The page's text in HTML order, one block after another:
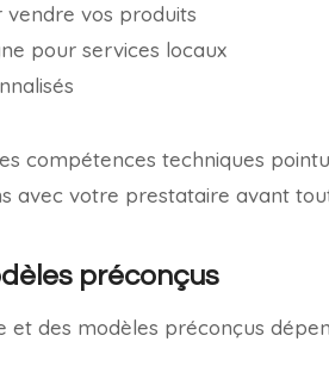
vos produits
pour services locaux
compétences techniques
avec votre prestataire avant
préconçus
et des modèles préconçus